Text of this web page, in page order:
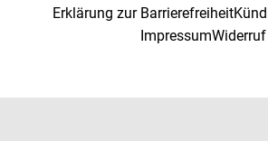
Erklärung zur Barrierefreiheit
ImpressumWiderruf